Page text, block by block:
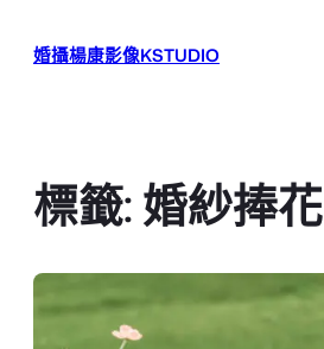
婚攝楊康影像KSTUDIO
標籤:婚紗捧花